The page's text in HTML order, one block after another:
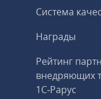
Система
Награды
Рейтинг
внедряющих
1С‑Рарус